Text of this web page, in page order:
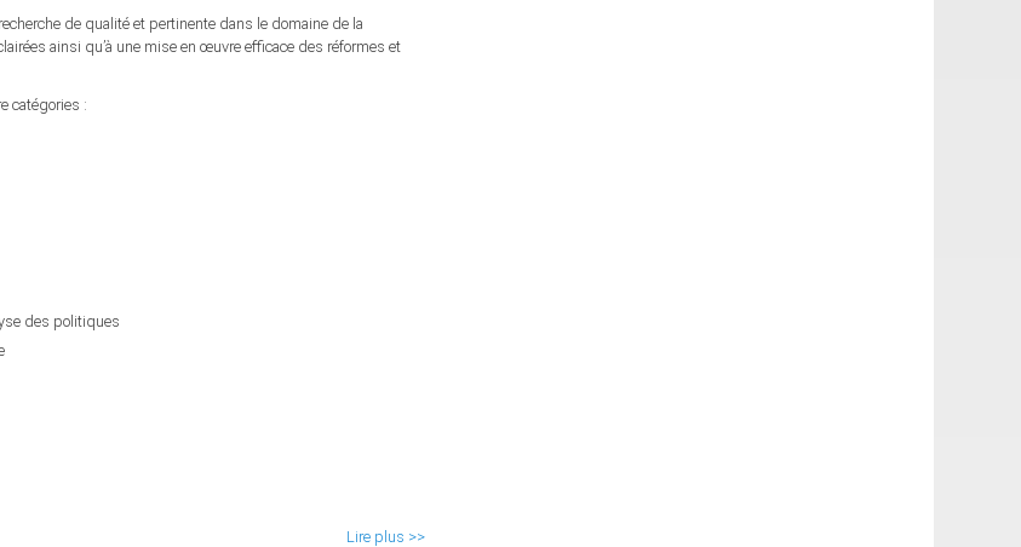
de qualité et pertinente dans le domaine de la
ainsi qu’à une mise en œuvre efficace des réformes et
catégories :
des politiques
Lire plus >>